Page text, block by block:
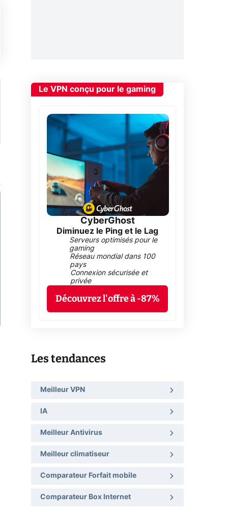
Le VPN conçu pour le gaming
CyberGhost
Diminuez le Ping et le Lag
Serveurs optimisés pour le
gaming
Réseau mondial dans 100
pays
Connexion sécurisée et
privée
Découvrez l'offre à -87%
Les tendances
Meilleur VPN
IA
Meilleur Antivirus
Meilleur climatiseur
Comparateur Forfait mobile
Comparateur Box Internet